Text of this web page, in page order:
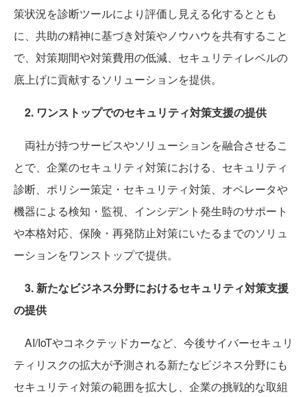
策状況を診断ツールにより評価し見える化するととも
に、共助の精神に基づき対策やノウハウを共有すること
で、対策期間や対策費用の低減、セキュリティレベルの
底上げに貢献するソリューションを提供。
2. ワンストップでのセキュリティ対策支援の提供
両社が持つサービスやソリューションを融合させるこ
とで、企業のセキュリティ対策における、セキュリティ
診断、ポリシー策定・セキュリティ対策、オペレータや
機器による検知・監視、インシデント発生時のサポート
や本格対応、保険・再発防止対策にいたるまでのソリュ
ーションをワンストップで提供。
3. 新たなビジネス分野におけるセキュリティ対策支援
の提供
AI/IoTやコネクテッドカーなど、今後サイバーセキュリ
ティリスクの拡大が予測される新たなビジネス分野にも
セキュリティ対策の範囲を拡大し、企業の挑戦的な取組